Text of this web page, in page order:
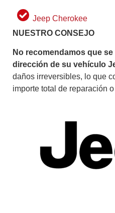
Jeep Cherokee
NUESTRO CONSEJO
No recomendamos que
dirección de su vehículo
daños irreversibles, lo que
importe total de reparación